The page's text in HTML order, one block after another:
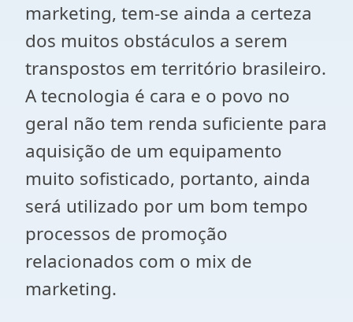
marketing, tem-se ainda a certeza
dos muitos obstáculos a serem
transpostos em território brasileiro.
A tecnologia é cara e o povo no
geral não tem renda suficiente para
aquisição de um equipamento
muito sofisticado, portanto, ainda
será utilizado por um bom tempo
processos de promoção
relacionados com o mix de
marketing.